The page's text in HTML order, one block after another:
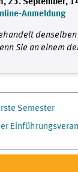
Anmeldung
Sie an einem
Semester